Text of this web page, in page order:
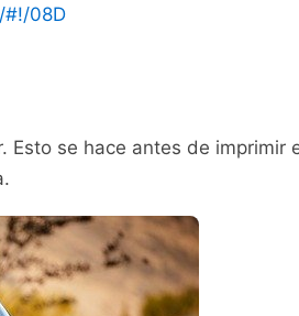
#!/08D
se hace antes de imprimir